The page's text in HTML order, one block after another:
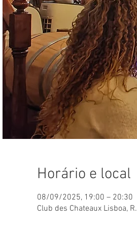
Horário e local
08/09/2025, 19:00 – 20:30
Club des Chateaux Lisboa,